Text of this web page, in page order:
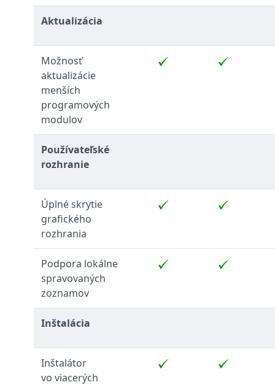
Aktualizácia
Možnosť
aktualizácie
menších
programových
modulov
Používateľské
rozhranie
Úplné skrytie
grafického
rozhrania
Podpora lokálne
spravovaných
zoznamov
Inštalácia
Inštalátor
vo viacerých